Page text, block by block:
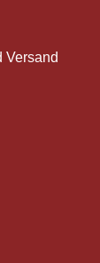
Versand